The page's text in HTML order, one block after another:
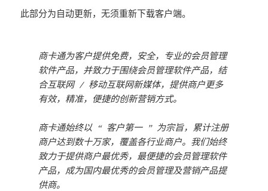
此部分为自动更新，无须重新下载客户端。
商卡通为客户提供免费，安全，专业的会员管理
软件产品，并致力于围绕会员管理软件产品，结
合互联网 / 移动互联网新媒体，提供商户更多
有效，精准，便捷的创新营销方式。
商卡通始终以 “ 客户第一 ” 为宗旨，累计注册
商户达到数十万家，覆盖各行业商户。我们始终
致力于提供商户最优秀，最便捷的会员管理软件
产品，成为国内最优秀的会员管理及营销产品提
供商。